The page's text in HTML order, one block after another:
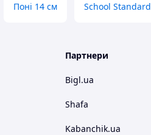
Поні 14 см School Standard
Партнери
Bigl.ua
Shafa
Kabanchik.ua